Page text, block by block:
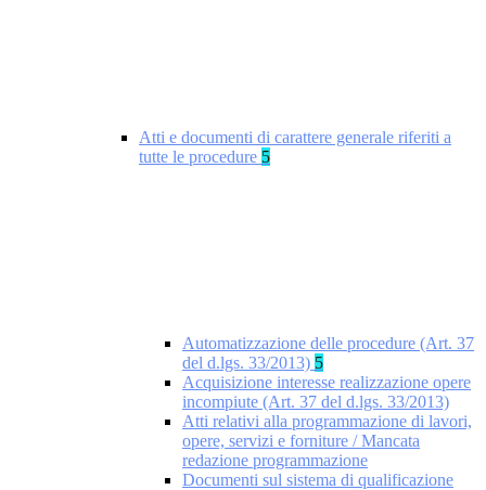
Atti e documenti di carattere generale riferiti a
tutte le procedure 5
Automatizzazione delle procedure (Art. 37
del d.lgs. 33/2013) 5
Acquisizione interesse realizzazione opere
incompiute (Art. 37 del d.lgs. 33/2013)
Atti relativi alla programmazione di lavori,
opere, servizi e forniture / Mancata
redazione programmazione
Documenti sul sistema di qualificazione